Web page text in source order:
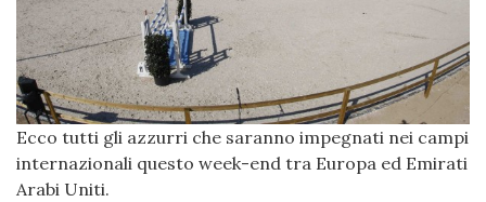
Ecco tutti gli azzurri che saranno impegnati nei campi
internazionali questo week-end tra Europa ed Emirati
Arabi Uniti.